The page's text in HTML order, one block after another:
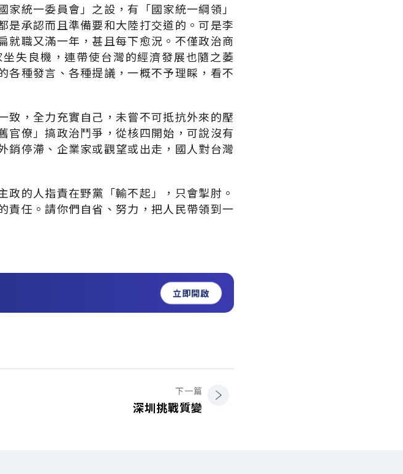
統一委員會」之設，有「國家統一綱領」
是承認而且準備要和大陸打交道的。可是李
就職又滿一年，甚且每下愈況。不僅政治商
失良機，連帶使台灣的經濟發展也隨之萎
各種發言、各種提議，一概不予理睬，看不
致，全力充實自己，未嘗不可抵抗外來的壓
官僚」搞政治鬥爭，從核四開始，可說沒有
銷停滯、企業家或觀望或出走，國人對台灣
的人指責在野黨「輸不起」，只會掣肘。
責任。請你們自省、努力，把人民帶領到一
立即開啟
下一篇
深圳挑戰質變